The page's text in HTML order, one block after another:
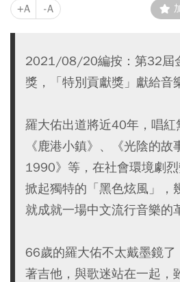
+A -A
2021/08/20編按：第32屆
獎，「特別貢獻獎」獻給音
羅大佑出道將近40年，唱紅
《鹿港小鎮》、《光陰的故
1990》等，在社會環境劇烈
掀起獨特的「黑色炫風」，
就成就一場中文流行音樂的
66歲的羅大佑不太戴墨鏡
著吉他，與歌迷站在一起，